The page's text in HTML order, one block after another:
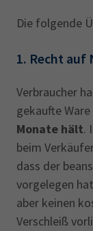
Die folgende
1. Recht auf
Verbraucher
gekaufte Ware
Monate hält.
beim
dass der
vorgelegen
aber keinen
Verschleiß